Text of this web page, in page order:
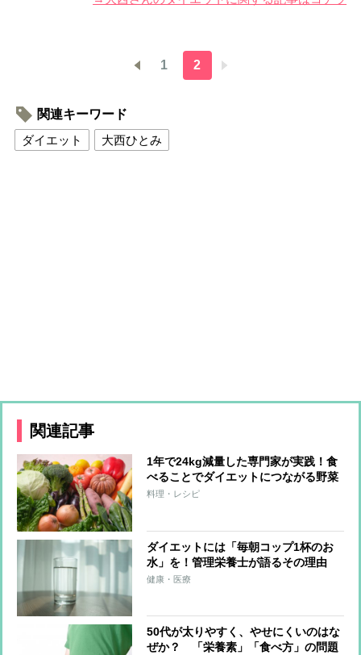
1 2
関連キーワード
ダイエット
大西ひとみ
関連記事
1年で24kg減量した専門家が実践！食
べることでダイエットにつながる野菜
3つと調理法
料理・レシピ
ダイエットには「毎朝コップ1杯のお
水」を！管理栄養士が語るその理由
健康・医療
50代が太りやすく、やせにくいのはな
ぜか？ 「栄養素」「食べ方」の問題